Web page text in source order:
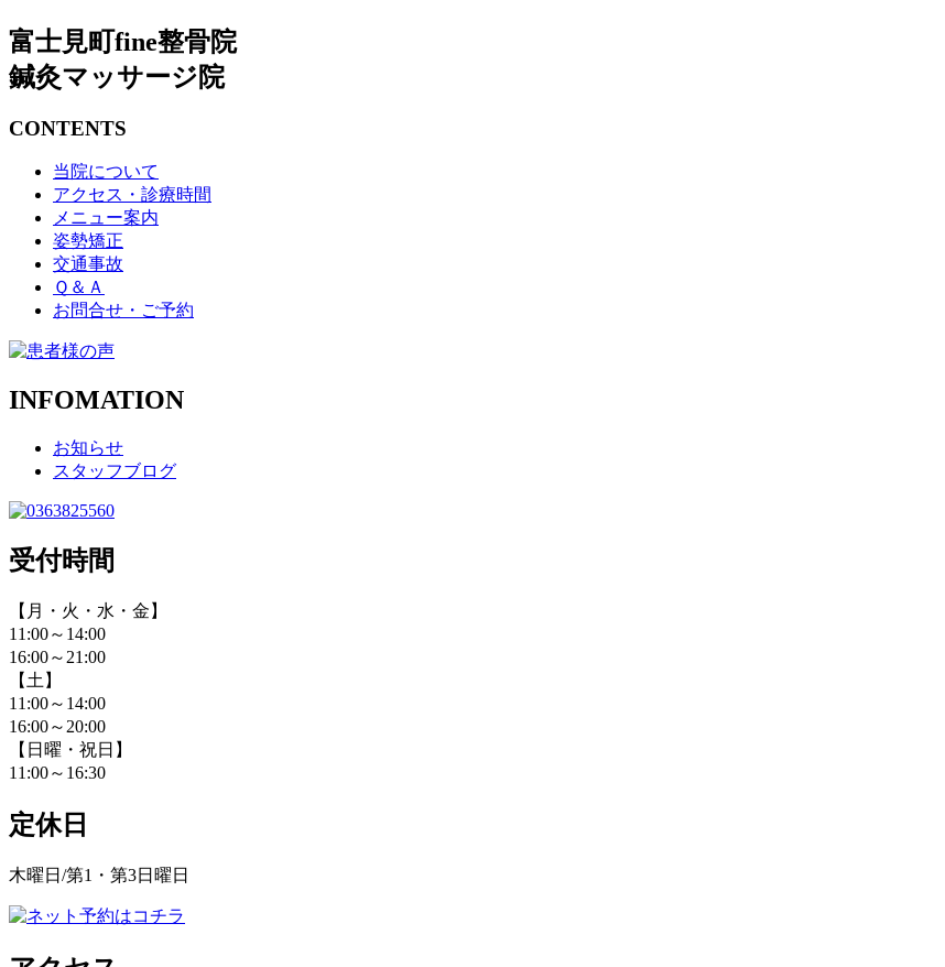
富士見町fine整骨院
鍼灸マッサージ院
CONTENTS
当院について
アクセス・診療時間
メニュー案内
姿勢矯正
交通事故
Ｑ＆Ａ
お問合せ・ご予約
INFOMATION
お知らせ
スタッフブログ
受付時間
【月・火・水・金】
11:00～14:00
16:00～21:00
【土】
11:00～14:00
16:00～20:00
【日曜・祝日】
11:00～16:30
定休日
木曜日/第1・第3日曜日